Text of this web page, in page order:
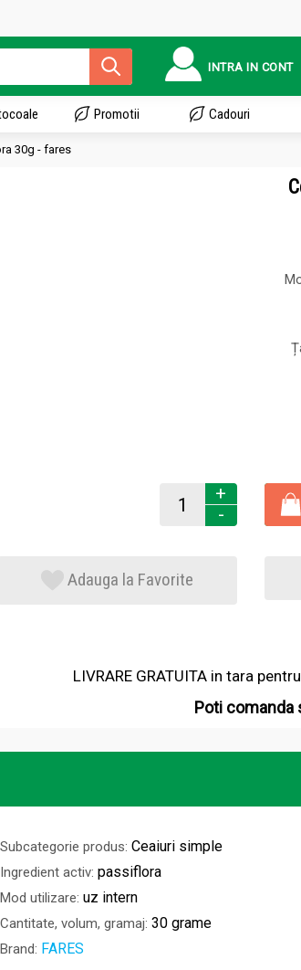
INTRA IN CONT
Promotii Cadouri
30g - fares
+
-
Adauga la Favorite
LIVRARE GRATUITA in tara
Poti comanda
Subcategorie produs: Ceaiuri simple
Ingredient activ: passiflora
Mod utilizare: uz intern
Cantitate, volum, gramaj: 30 grame
Brand: FARES